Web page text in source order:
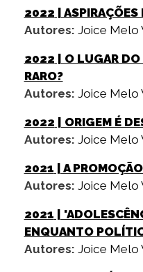
2022 |
Autores: Joice Melo
2022 | O LUGAR
RARO?
Autores: Joice Melo
2022 | ORIGEM É
Autores: Joice Melo
2021 | A
Autores: Joice Melo
2021 |
ENQUANTO
Autores: Joice Melo